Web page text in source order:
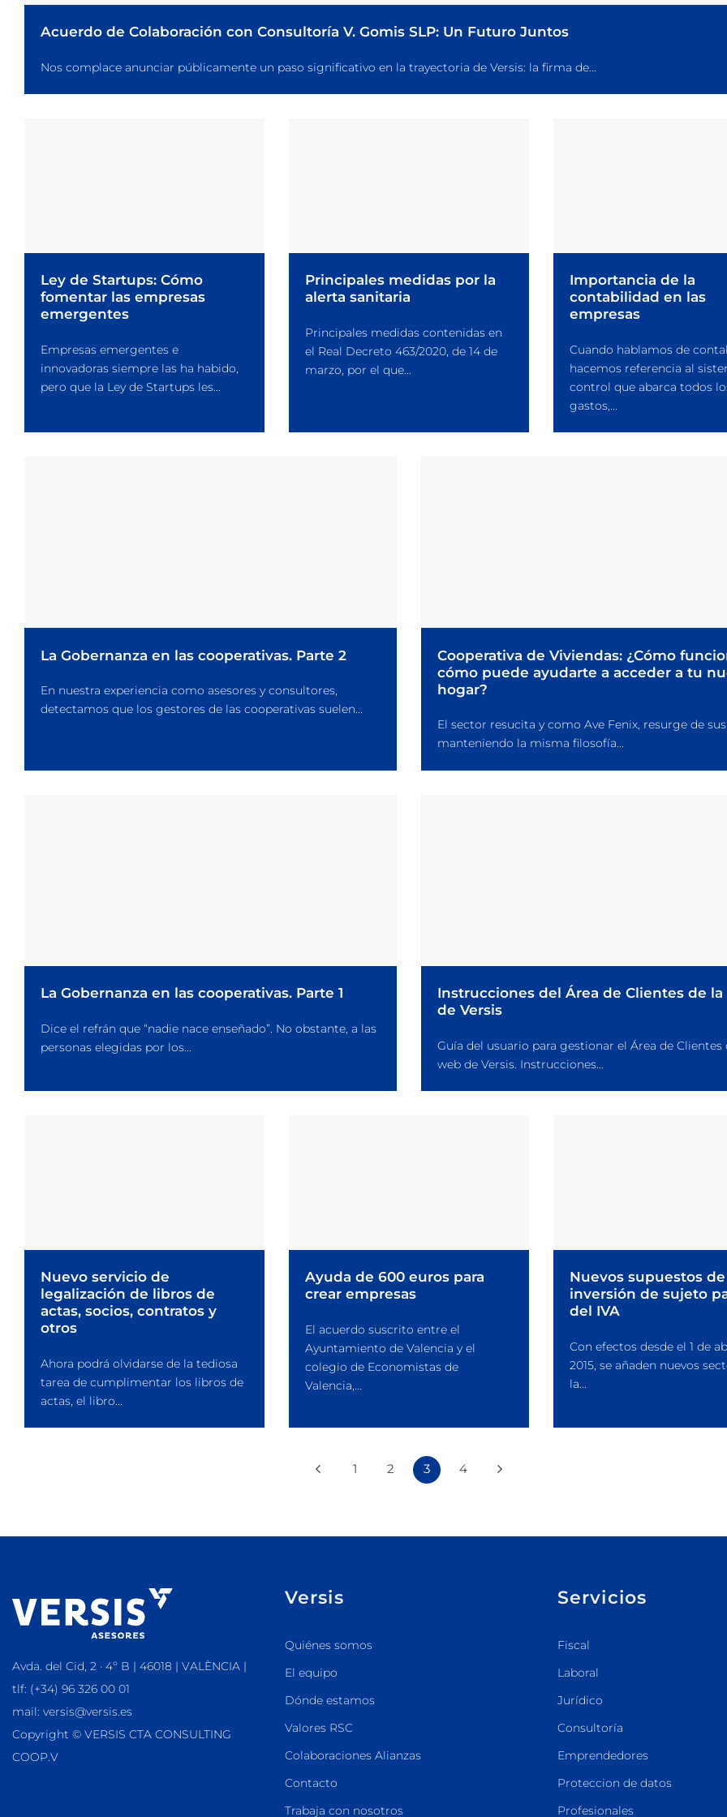
Acuerdo de Colaboración con Consultoría V. Gomis SLP: Un Futuro Juntos
Nos complace anunciar públicamente un paso significativo en la trayectoria de Versis: la firma de...
Ley de Startups: Cómo
fomentar las empresas
emergentes
Empresas emergentes e
innovadoras siempre las ha habido,
pero que la Ley de Startups les...
Principales medidas por la
alerta sanitaria
Principales medidas contenidas en
el Real Decreto 463/2020, de 14 de
marzo, por el que...
Importancia de la
contabilidad en las
empresas
Cuando hablamos de
hacemos referencia al
control que abarca todos
gastos,...
La Gobernanza en las cooperativas. Parte 2
En nuestra experiencia como asesores y consultores,
detectamos que los gestores de las cooperativas suelen...
Cooperativa de Viviendas: ¿Cómo
cómo puede ayudarte a acceder a tu
hogar?
El sector resucita y como Ave Fenix, resurge de sus
manteniendo la misma filosofía...
La Gobernanza en las cooperativas. Parte 1
Dice el refrán que “nadie nace enseñado”. No obstante, a las
personas elegidas por los...
Instrucciones del Área de Clientes de la
de Versis
Guía del usuario para gestionar el Área de Clientes
web de Versis. Instrucciones...
Nuevo servicio de
legalización de libros de
actas, socios, contratos y
otros
Ahora podrá olvidarse de la tediosa
tarea de cumplimentar los libros de
actas, el libro...
Ayuda de 600 euros para
crear empresas
El acuerdo suscrito entre el
Ayuntamiento de Valencia y el
colegio de Economistas de
Valencia,...
Nuevos supuestos de
inversión de sujeto
del IVA
Con efectos desde el 1 de
2015, se añaden nuevos
la...
1 2 3 4
Avda. del Cid, 2 · 4º B | 46018 | VALÈNCIA |
tlf: (+34) 96 326 00 01
mail: versis@versis.es
Copyright © VERSIS CTA CONSULTING
COOP.V
Versis
Quiénes somos
El equipo
Dónde estamos
Valores RSC
Colaboraciones Alianzas
Contacto
Trabaja con nosotros
Servicios
Fiscal
Laboral
Jurídico
Consultoría
Emprendedores
Proteccion de datos
Profesionales